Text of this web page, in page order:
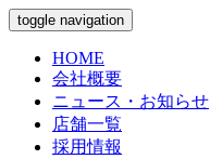
toggle navigation
HOME
会社概要
ニュース・お知らせ
店舗一覧
採用情報